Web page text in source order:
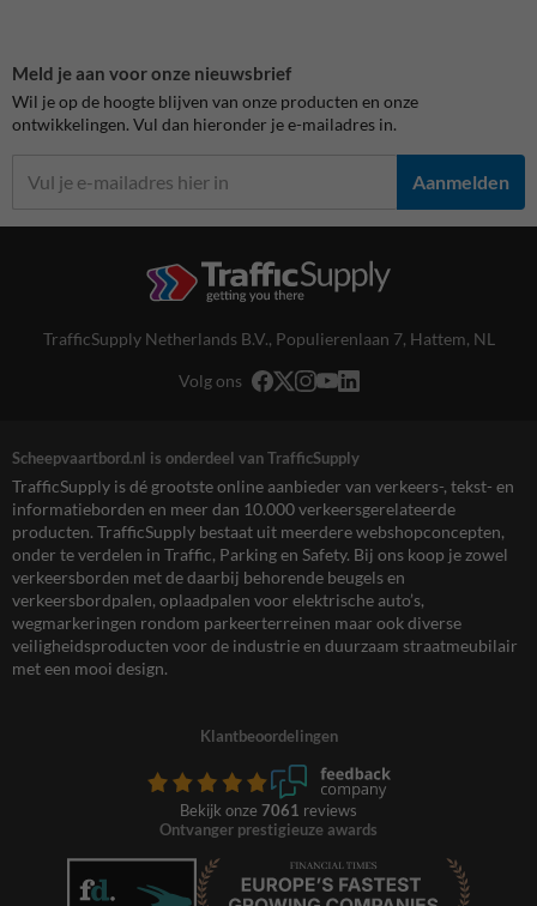
Meld je aan voor onze nieuwsbrief
Wil je op de hoogte blijven van onze producten en onze
ontwikkelingen. Vul dan hieronder je e-mailadres in.
Aanmelden
TrafficSupply Netherlands B.V., Populierenlaan 7, Hattem, NL
Volg ons
Scheepvaartbord.nl is onderdeel van TrafficSupply
TrafficSupply is dé grootste online aanbieder van verkeers-, tekst- en
informatieborden en meer dan 10.000 verkeersgerelateerde
producten. TrafficSupply bestaat uit meerdere webshopconcepten,
onder te verdelen in Traffic, Parking en Safety. Bij ons koop je zowel
verkeersborden met de daarbij behorende beugels en
verkeersbordpalen, oplaadpalen voor elektrische auto’s,
wegmarkeringen rondom parkeerterreinen maar ook diverse
veiligheidsproducten voor de industrie en duurzaam straatmeubilair
met een mooi design.
Klantbeoordelingen
Bekijk onze 7061 reviews
Ontvanger prestigieuze awards